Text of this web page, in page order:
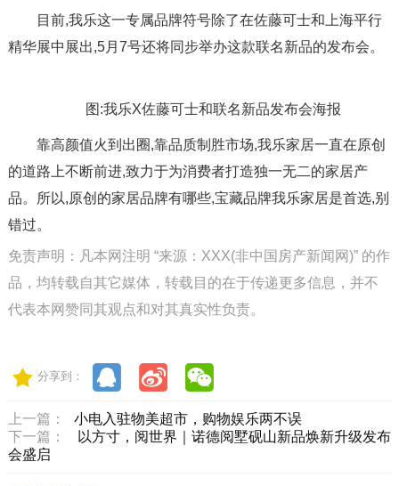
目前,我乐这一专属品牌符号除了在佐藤可士和上海平行
精华展中展出,5月7号还将同步举办这款联名新品的发布会。
图:我乐X佐藤可士和联名新品发布会海报
靠高颜值火到出圈,靠品质制胜市场,我乐家居一直在原创
的道路上不断前进,致力于为消费者打造独一无二的家居产
品。所以,原创的家居品牌有哪些,宝藏品牌我乐家居是首选,别
错过。
免责声明：凡本网注明 “来源：XXX(非中国房产新闻网)” 的作
品，均转载自其它媒体，转载目的在于传递更多信息，并不
代表本网赞同其观点和对其真实性负责。
分享到：
上一篇：
小电入驻物美超市，购物娱乐两不误
下一篇：
以方寸，阅世界｜诺德阅墅砚山新品焕新升级发布
会盛启